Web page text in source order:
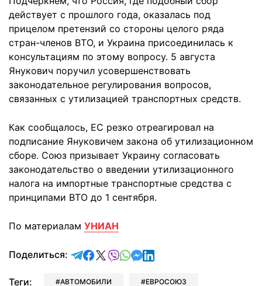
действует с прошлого года, оказалась под
прицелом претензий со стороны целого ряда
стран-членов ВТО, и Украина присоединилась к
консультациям по этому вопросу. 5 августа
Янукович поручил усовершенствовать
законодательное регулирования вопросов,
связанных с утилизацией транспортных средств.
Как сообщалось, ЕС резко отреагировал на
подписание Януковичем закона об утилизационном
сборе. Союз призывает Украину согласовать
законодательство о введении утилизационного
налога на импортные транспортные средства с
принципами ВТО до 1 сентября.
По материалам УНИАН
Поделиться: отправить в Telegram
поделиться в Facebook
поделиться в X
отправить в Viber
отправить в Whatsapp
отправить в Messenger
отправить в LinkedIn
Теги: АВТОМОБИЛИ ЕВРОСОЮЗ